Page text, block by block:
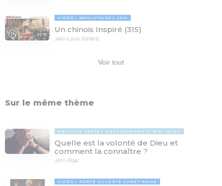
03:16
VIDÉO 365HISTOIRES.COM
Un chinois Inspiré (315)
Jean-Louis Gaillard
Voir tout
Sur le même thème
MESSAGE TEXTE ENSEIGNEMENTS BIBLIQUES
Quelle est la volonté de Dieu et
comment la connaître ?
John Piper
VIDÉO PORTE OUVERTE CHRÉTIENNE